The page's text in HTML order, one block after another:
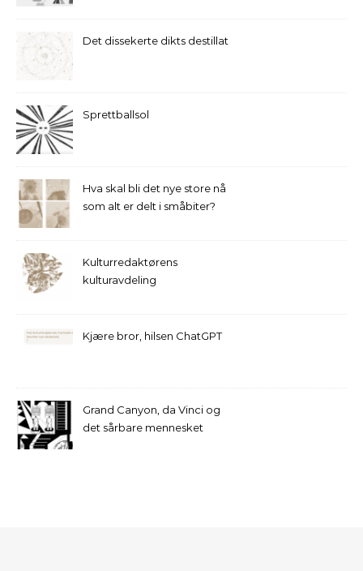
Det dissekerte dikts destillat
Sprettballsol
Hva skal bli det nye store nå
som alt er delt i småbiter?
Kulturredaktørens
kulturavdeling
Kjære bror, hilsen ChatGPT
Grand Canyon, da Vinci og
det sårbare mennesket